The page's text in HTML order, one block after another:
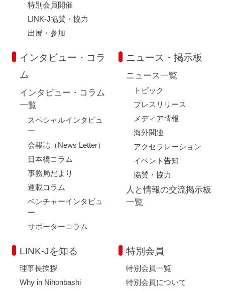
特別会員開催
LINK-J協賛・協力
出展・参加
インタビュー・コラ
ム
インタビュー・コラム
一覧
スペシャルインタビュ
ー
会報誌（News Letter）
日本橋コラム
事務局だより
連載コラム
ベンチャーインタビュ
ー
サポーターコラム
ニュース・掲示板
ニュース一覧
トピック
プレスリリース
メディア情報
海外関連
アクセラレーション
イベント告知
協賛・協力
人と情報の交流掲示板
一覧
LINK-Jを知る
理事長挨拶
Why in Nihonbashi
特別会員
特別会員一覧
特別会員について